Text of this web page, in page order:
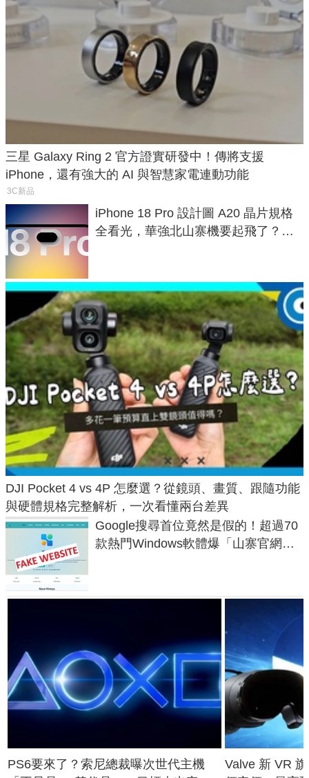
三星 Galaxy Ring 2 官方證實研發中！傳將支援
iPhone，還有強大的 AI 與智慧家電連動功能
3C新品
iPhone 18 Pro 設計圖 A20 晶片規格
全看光，華強北山寨機要起飛了？專
DJI Pocket 4 vs 4P 怎麼選？從鏡頭、畫質、跟隨功能
與硬體規格完整解析，一次看懂兩台差異
Google搜尋首位竟然是假的！超過70
款熱門Windows軟體爆「山寨官網」
PS6要來了？索尼總裁曝次世代主機
Valve 新 VR